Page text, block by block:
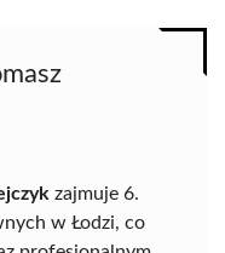
zajmuje 6.
w Łodzi, co